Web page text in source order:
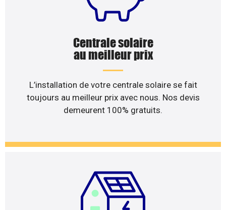
Centrale solaire
au meilleur prix
L’installation de votre centrale solaire se fait
toujours au meilleur prix avec nous. Nos devis
demeurent 100% gratuits.